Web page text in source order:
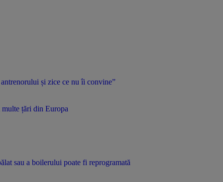
și zice ce nu îi convine”
țări din Europa
sau a boilerului poate fi reprogramată